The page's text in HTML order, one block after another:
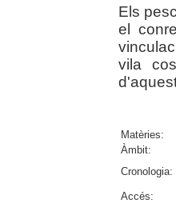
Els
el
vila
Matèries:
Àmbit:
Cronologia:
Accés: